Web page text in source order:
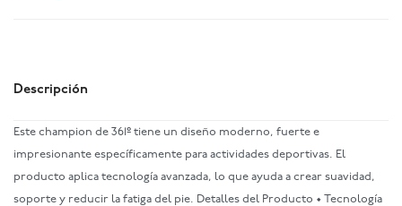
Descripción
Este champion de 361º tiene un diseño moderno, fuerte e
impresionante específicamente para actividades deportivas. El
producto aplica tecnología avanzada, lo que ayuda a crear suavidad,
soporte y reducir la fatiga del pie. Detalles del Producto • Tecnología